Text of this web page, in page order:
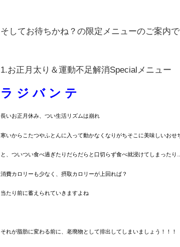
そしてお待ちかね？の限定メニューのご案内
1.お正月太り＆運動不足解消Specialメニュー
ラ ジ バ ン テ
長いお正月休み、つい生活リズムは崩れ
寒いからこたつやふとんに入って動かなくなりがちそこに美味しいおせ
と、ついつい食べ過ぎたりだらだらと口切らず食べ就浸けてしまったり…
消費カロリーも少なく、摂取カロリーが上回れば？
当たり前に蓄えられていきますよね
それが脂肪に変わる前に、老廃物として排出してしまいましょう！！！